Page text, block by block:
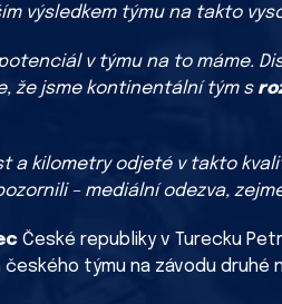
výsledkem týmu na takto
v týmu na to máme.
že jsme kontinentální tým s
a kilometry odjeté v takto
– mediální odezva,
České republiky v Turecku
týmu na závodu druhé